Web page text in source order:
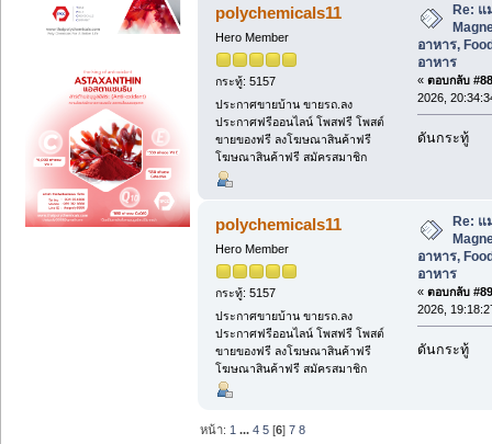
polychemicals11
Hero Member
กระทู้: 5157
ประกาศขายบ้าน ขายรถ.ลง
ประกาศฟรีออนไลน์ โพสฟรี โพสต์
ขายของฟรี ลงโฆษณาสินค้าฟรี
โฆษณาสินค้าฟรี สมัครสมาชิก
Re: แ
อาหาร,
อาหาร
« ตอบกลับ
2026,
ดันกระทู้
polychemicals11
Hero Member
กระทู้: 5157
ประกาศขายบ้าน ขายรถ.ลง
ประกาศฟรีออนไลน์ โพสฟรี โพสต์
ขายของฟรี ลงโฆษณาสินค้าฟรี
โฆษณาสินค้าฟรี สมัครสมาชิก
Re: แ
อาหาร,
อาหาร
« ตอบกลับ
2026,
ดันกระทู้
หน้า: 1 ...4 5 [6]7 8